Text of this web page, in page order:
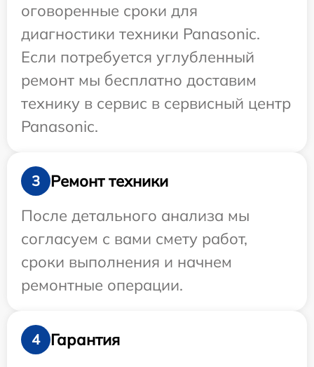
оговоренные сроки для
диагностики техники Panasonic.
Если потребуется углубленный
ремонт мы бесплатно доставим
технику в сервис в сервисный центр
Panasonic.
3
Ремонт техники
После детального анализа мы
согласуем с вами смету работ,
сроки выполнения и начнем
ремонтные операции.
4
Гарантия